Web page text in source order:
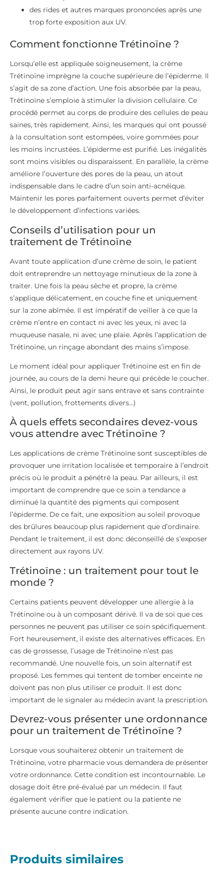
des rides et autres marques prononcées après une
trop forte exposition aux UV.
Comment fonctionne Trétinoïne ?
Lorsqu’elle est appliquée soigneusement, la crème
Trétinoïne imprègne la couche supérieure de l’épiderme. Il
s’agit de sa zone d’action. Une fois absorbée par la peau,
Trétinoïne s’emploie à stimuler la division cellulaire. Ce
procédé permet au corps de produire des cellules de peau
saines, très rapidement. Ainsi, les marques qui ont poussé
à la consultation sont estompées, voire gommées pour
les moins incrustées. L’épiderme est purifié. Les inégalités
sont moins visibles ou disparaissent. En parallèle, la crème
améliore l’ouverture des pores de la peau, un atout
indispensable dans le cadre d’un soin anti-acnéique.
Maintenir les pores parfaitement ouverts permet d’éviter
le développement d’infections variées.
Conseils d’utilisation pour un
traitement de Trétinoïne
Avant toute application d’une crème de soin, le patient
doit entreprendre un nettoyage minutieux de la zone à
traiter. Une fois la peau sèche et propre, la crème
s’applique délicatement, en couche fine et uniquement
sur la zone abîmée. Il est impératif de veiller à ce que la
crème n’entre en contact ni avec les yeux, ni avec la
muqueuse nasale, ni avec une plaie. Après l’application de
Trétinoïne, un rinçage abondant des mains s’impose.
Le moment idéal pour appliquer Trétinoïne est en fin de
journée, au cours de la demi heure qui précède le coucher.
Ainsi, le produit peut agir sans entrave et sans contrainte
(vent, pollution, frottements divers…)
À quels effets secondaires devez-vous
vous attendre avec Trétinoïne ?
Les applications de crème Trétinoïne sont susceptibles de
provoquer une irritation localisée et temporaire à l’endroit
précis où le produit a pénétré la peau. Par ailleurs, il est
important de comprendre que ce soin a tendance a
diminué la quantité des pigments qui composent
l’épiderme. De ce fait, une exposition au soleil provoque
des brûlures beaucoup plus rapidement que d’ordinaire.
Pendant le traitement, il est donc déconseillé de s’exposer
directement aux rayons UV.
Trétinoïne : un traitement pour tout le
monde ?
Certains patients peuvent développer une allergie à la
Trétinoïne ou à un composant dérivé. Il va de soi que ces
personnes ne peuvent pas utiliser ce soin spécifiquement.
Fort heureusement, il existe des alternatives efficaces. En
cas de grossesse, l’usage de Trétinoïne n’est pas
recommandé. Une nouvelle fois, un soin alternatif est
proposé. Les femmes qui tentent de tomber enceinte ne
doivent pas non plus utiliser ce produit. Il est donc
important de le signaler au médecin avant la prescription.
Devrez-vous présenter une ordonnance
pour un traitement de Trétinoïne ?
Lorsque vous souhaiterez obtenir un traitement de
Trétinoïne, votre pharmacie vous demandera de présenter
votre ordonnance. Cette condition est incontournable. Le
dosage doit être pré-évalué par un médecin. Il faut
également vérifier que le patient ou la patiente ne
présente aucune contre indication.
Produits similaires